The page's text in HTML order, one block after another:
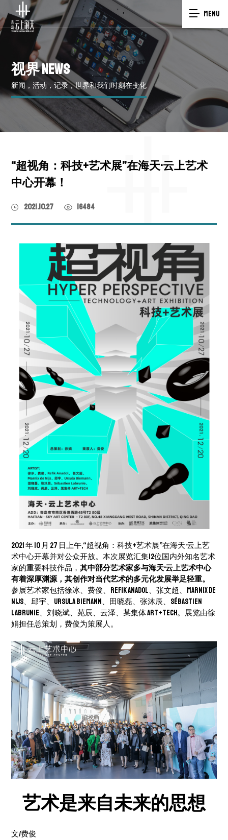
MENU
视界NEWS
新闻，活动，记录，世界和我们时刻在变化
“超视角：科技+艺术展”在海天·云上艺术
中心开幕！
2021.10.27 16484
2021 年 10 月 27 日上午,“超视角：科技+艺术展”在海天·云上艺
术中心开幕并对公众开放。本次展览汇集12位国内外知名艺术
家的重要科技作品，其中部分艺术家多与海天·云上艺术中心
有着深厚渊源，其创作对当代艺术的多元化发展举足轻重。
参展艺术家包括徐冰、费俊、Refik Anadol、张文超、Marnix de
Nĳs、邱宇、Ursula Biemann、田晓磊、张沐辰、Sébastien
Labrunie、刘晓斌、苑辰、云泽、某集体 ART+TECH。展览由徐
娟担任总策划，费俊为策展人。
艺术是来自未来的思想
文/费俊